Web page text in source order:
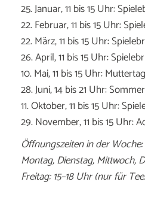
25. Januar, 11 bis 15 Uhr:
22. Februar, 11 bis 15 Uhr:
22. März, 11 bis 15 Uhr:
26. April, 11 bis 15 Uhr:
10. Mai, 11 bis 15 Uhr:
28. Juni, 14 bis 21 Uhr:
11. Oktober, 11 bis 15 Uhr:
29. November, 11 bis 15 Uhr:
Öffnungszeiten in der Woche:
Montag, Dienstag, Mittwoch,
Freitag: 15–18 Uhr (nur für